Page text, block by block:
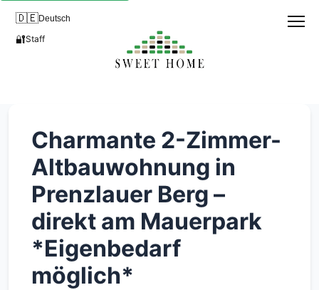
🇩🇪Deutsch
🔐Staff
Charmante 2-Zimmer-
Altbauwohnung in
Prenzlauer Berg –
direkt am Mauerpark
*Eigenbedarf
möglich*